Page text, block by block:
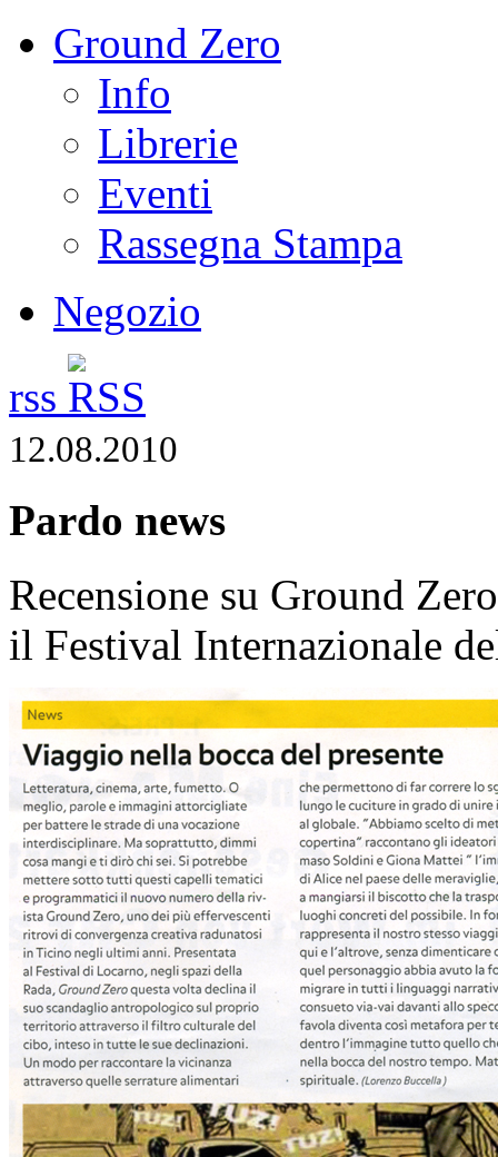
Ground Zero
Info
Librerie
Eventi
Rassegna Stampa
Negozio
rss
12.08.2010
Pardo news
Recensione su Ground
il Festival Internazionale